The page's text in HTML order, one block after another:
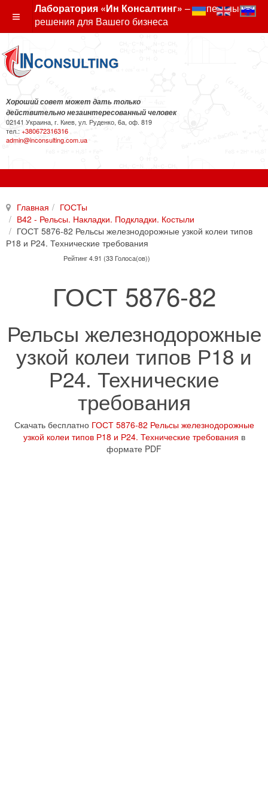
Лаборатория «Ин Консалтинг» – экспертные
решения для Вашего бизнеса
Хороший совет может дать только
действительно незаинтересованный человек
02141 Украина, г. Киев, ул. Руденко, 6а, оф. 819
тел.: +380672316316
admin@inconsulting.com.ua
Главная
ГОСТы
В42 - Рельсы. Накладки. Подкладки. Костыли
ГОСТ 5876-82 Рельсы железнодорожные узкой колеи типов
Р18 и Р24. Технические требования
Рейтинг 4.91 (33 Голоса(ов))
ГОСТ 5876-82
Рельсы железнодорожные
узкой колеи типов Р18 и
Р24. Технические
требования
Скачать бесплатно ГОСТ 5876-82 Рельсы железнодорожные
узкой колеи типов Р18 и Р24. Технические требования в
формате PDF